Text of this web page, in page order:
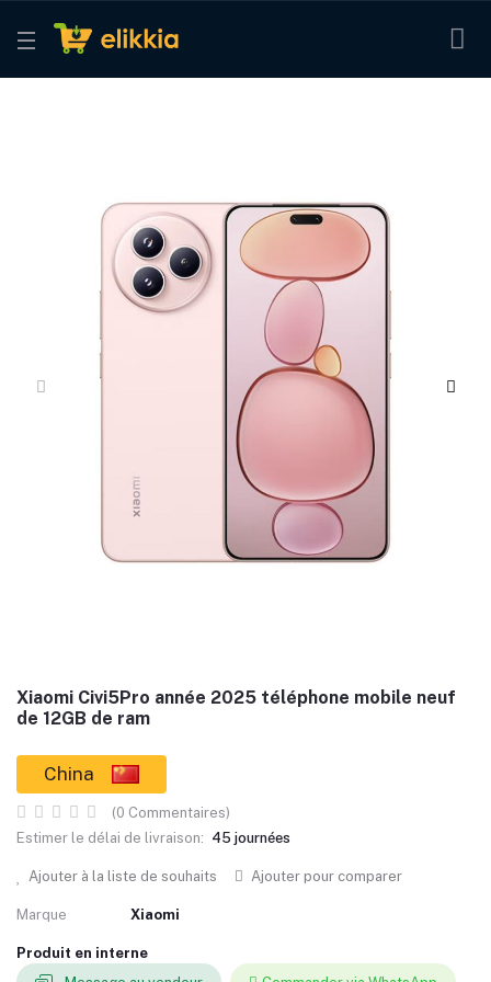
Xiaomi Civi5Pro année 2025 téléphone mobile neuf
de 12GB de ram
China
(0 Commentaires)
Estimer le délai de livraison: 45 journées
Ajouter à la liste de souhaits Ajouter pour comparer
Marque Xiaomi
Produit en interne